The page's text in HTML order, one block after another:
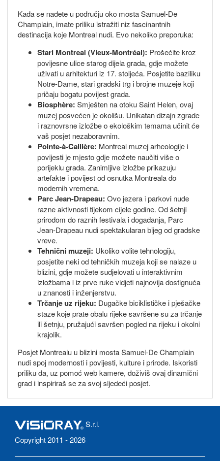
Kada se nađete u području oko mosta Samuel-De
Champlain, imate priliku istražiti niz fascinantnih
destinacija koje Montreal nudi. Evo nekoliko preporuka:
Stari Montreal (Vieux-Montréal): Prošećite kroz
povijesne ulice starog dijela grada, gdje možete
uživati u arhitekturi iz 17. stoljeća. Posjetite baziliku
Notre-Dame, stari gradski trg i brojne muzeje koji
pričaju bogatu povijest grada.
Biosphère: Smješten na otoku Saint Helen, ovaj
muzej posvećen je okolišu. Unikatan dizajn zgrade
i raznovrsne izložbe o ekološkim temama učinit će
vaš posjet nezaboravnim.
Pointe-à-Callière: Montreal muzej arheologije i
povijesti je mjesto gdje možete naučiti više o
porijeklu grada. Zanimljive izložbe prikazuju
artefakte i povijest od osnutka Montreala do
modernih vremena.
Parc Jean-Drapeau: Ovo jezera i parkovi nude
razne aktivnosti tijekom cijele godine. Od šetnji
prirodom do raznih festivala i događanja, Parc
Jean-Drapeau nudi spektakularan bijeg od gradske
vreve.
Tehnični muzeji: Ukoliko volite tehnologiju,
posjetite neki od tehničkih muzeja koji se nalaze u
blizini, gdje možete sudjelovati u interaktivnim
izložbama i iz prve ruke vidjeti najnovija dostignuća
u znanosti i inženjerstvu.
Trčanje uz rijeku: Dugačke biciklističke i pješačke
staze koje prate obalu rijeke savršene su za trčanje
ili šetnju, pružajući savršen pogled na rijeku i okolni
krajolik.
Posjet Montrealu u blizini mosta Samuel-De Champlain
nudi spoj modernosti i povijesti, kulture i prirode. Iskoristi
priliku da, uz pomoć web kamere, doživiš ovaj dinamični
grad i inspiriraš se za svoj sljedeći posjet.
S.r.l.
Copyright 2011 - 2026